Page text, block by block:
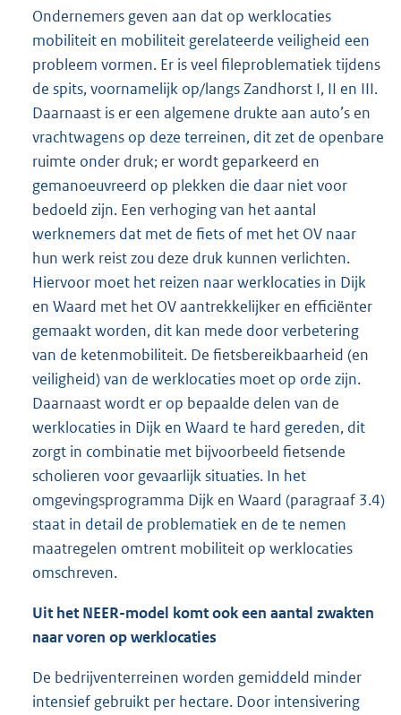
Ondernemers geven aan dat op werklocaties
mobiliteit en mobiliteit gerelateerde veiligheid een
probleem vormen. Er is veel fileproblematiek tijdens
de spits, voornamelijk op/langs Zandhorst I, II en III.
Daarnaast is er een algemene drukte aan auto’s en
vrachtwagens op deze terreinen, dit zet de openbare
ruimte onder druk; er wordt geparkeerd en
gemanoeuvreerd op plekken die daar niet voor
bedoeld zijn. Een verhoging van het aantal
werknemers dat met de fiets of met het OV naar
hun werk reist zou deze druk kunnen verlichten.
Hiervoor moet het reizen naar werklocaties in Dijk
en Waard met het OV aantrekkelijker en efficiënter
gemaakt worden, dit kan mede door verbetering
van de ketenmobiliteit. De fietsbereikbaarheid (en
veiligheid) van de werklocaties moet op orde zijn.
Daarnaast wordt er op bepaalde delen van de
werklocaties in Dijk en Waard te hard gereden, dit
zorgt in combinatie met bijvoorbeeld fietsende
scholieren voor gevaarlijk situaties. In het
omgevingsprogramma Dijk en Waard (paragraaf 3.4)
staat in detail de problematiek en de te nemen
maatregelen omtrent mobiliteit op werklocaties
omschreven.
Uit het NEER-model komt ook een aantal zwakten
naar voren op werklocaties
De bedrijventerreinen worden gemiddeld minder
intensief gebruikt per hectare. Door intensivering